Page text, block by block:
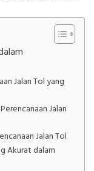
Jalan Tol yang
Jalan
Jalan Tol
Akurat dalam